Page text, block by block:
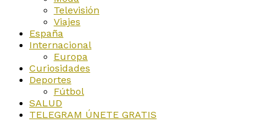
Televisión
Viajes
España
Internacional
Europa
Curiosidades
Deportes
Fútbol
SALUD
TELEGRAM ÚNETE GRATIS